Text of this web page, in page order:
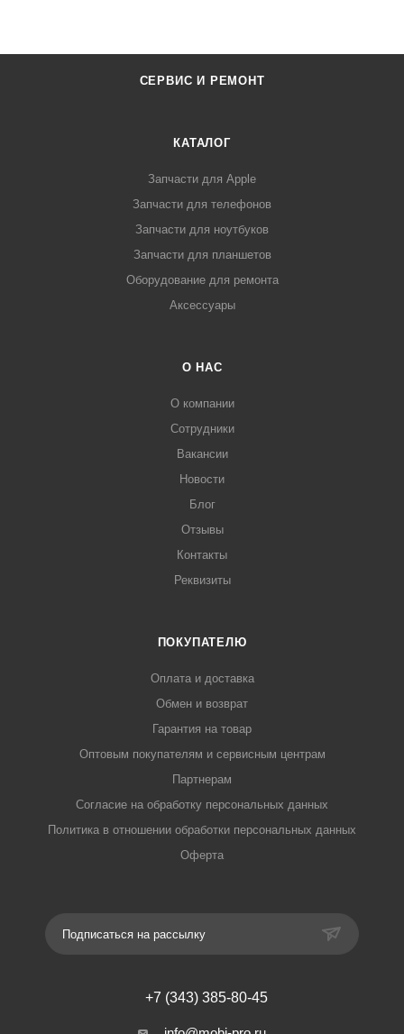
СЕРВИС И РЕМОНТ
КАТАЛОГ
Запчасти для Apple
Запчасти для телефонов
Запчасти для ноутбуков
Запчасти для планшетов
Оборудование для ремонта
Аксессуары
О НАС
О компании
Сотрудники
Вакансии
Новости
Блог
Отзывы
Контакты
Реквизиты
ПОКУПАТЕЛЮ
Оплата и доставка
Обмен и возврат
Гарантия на товар
Оптовым покупателям и сервисным центрам
Партнерам
Согласие на обработку персональных данных
Политика в отношении обработки персональных данных
Оферта
Подписаться на рассылку
+7 (343) 385-80-45